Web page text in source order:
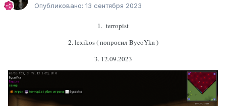
Опубликовано: 13 сентября 2023
1. terropist
2. lexikos ( попросил BycoYka )
3. 12.09.2023